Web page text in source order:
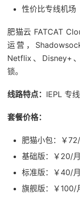
性价比专线机场
肥猫云 FATCAT
运营，
Netflix、Disney+
锁。
线路特点： IEPL 专
套餐价格：
肥猫小包：￥
基础版：￥20/
标准版：￥40/
旗舰版：￥100/